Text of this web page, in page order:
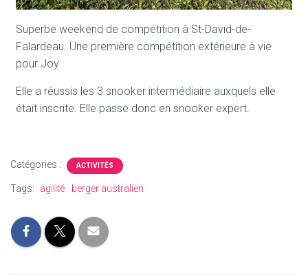
Superbe weekend de compétition à St-David-de-
Falardeau. Une première compétition extérieure à vie
pour Joy
Elle a réussis les 3 snooker intermédiaire auxquels elle
était inscrite. Elle passe donc en snooker expert.
Catégories : ACTIVITÉS
Tags: agilité berger australien